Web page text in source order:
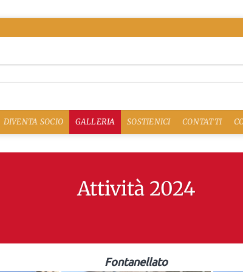
DIVENTA SOCIO GALLERIA SOSTIENICI CONTATTI
Attività 2024
Fontanellato